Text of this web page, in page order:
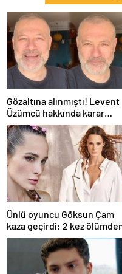
Gözaltına alınmıştı! Levent
Üzümcü hakkında karar
verildi
Ünlü oyuncu Göksun Çam
kaza geçirdi: 2 kez
döndüm